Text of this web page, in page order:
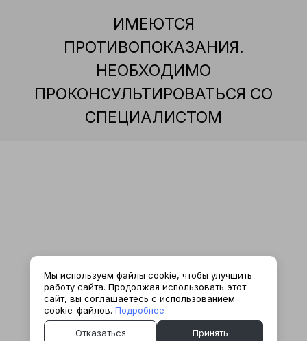
ИМЕЮТСЯ
ПРОТИВОПОКАЗАНИЯ.
НЕОБХОДИМО
ПРОКОНСУЛЬТИРОВАТЬСЯ СО
СПЕЦИАЛИСТОМ
Мы используем файлы cookie, чтобы улучшить
работу сайта. Продолжая использовать этот
сайт, вы соглашаетесь с использованием
cookie-файлов. Подробнее
Отказаться Принять